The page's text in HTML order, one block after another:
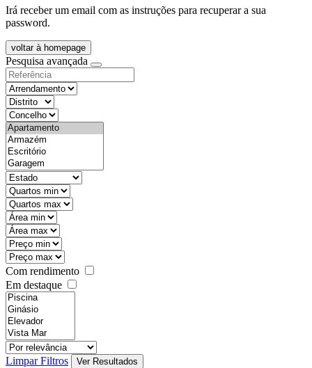
Irá receber um email com as instruções para recuperar a sua
password.
voltar à homepage
Pesquisa avançada
Com rendimento
Em destaque
Limpar Filtros Ver Resultados